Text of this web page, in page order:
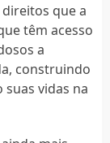
que a
têm acesso
a
construindo
vidas na